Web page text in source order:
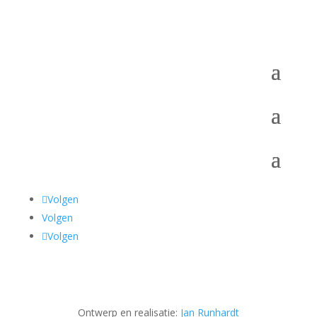
Volgen
Volgen
Volgen
Ontwerp en realisatie: Jan Runhardt